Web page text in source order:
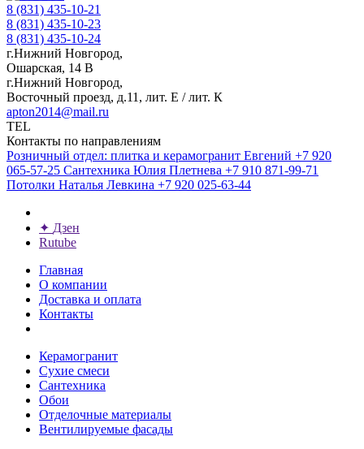
8 (831) 435-10-21
8 (831) 435-10-23
8 (831) 435-10-24
г.Нижний Новгород,
Ошарская, 14 В
г.Нижний Новгород,
Восточный проезд, д.11, лит. Е / лит. К
apton2014@mail.ru
TEL
Контакты по направлениям
Розничный отдел: плитка и керамогранит Евгений +7 920
065-57-25 Сантехника Юлия Плетнева +7 910 871-99-71
Потолки Наталья Левкина +7 920 025-63-44
✦ Дзен
Rutube
Главная
О компании
Доставка и оплата
Контакты
Керамогранит
Сухие смеси
Сантехника
Обои
Отделочные материалы
Вентилируемые фасады